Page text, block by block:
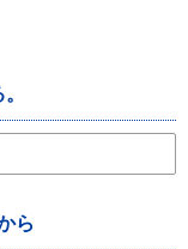
ら